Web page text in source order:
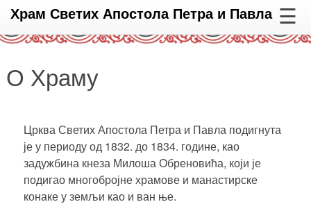
Храм Светих Апостола Петра и Павла ☰
О Храму
Црква Светих Апостола Петра и Павла подигнута
је у периоду од 1832. до 1834. године, као
задужбина кнеза Милоша Обреновића, који је
подигао многобројне храмове и манастирске
конаке у земљи као и ван ње.